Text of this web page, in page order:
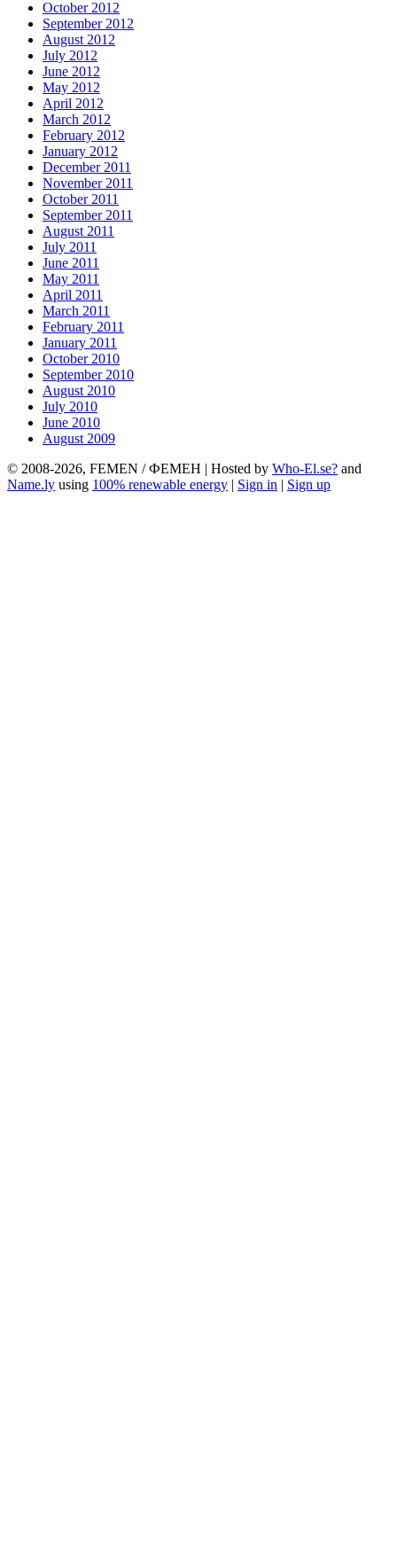
October 2012
September 2012
August 2012
July 2012
June 2012
May 2012
April 2012
March 2012
February 2012
January 2012
December 2011
November 2011
October 2011
September 2011
August 2011
July 2011
June 2011
May 2011
April 2011
March 2011
February 2011
January 2011
October 2010
September 2010
August 2010
July 2010
June 2010
August 2009
© 2008-2026, FEMEN / ФЕМЕН | Hosted by Who-El.se? and
Name.ly using 100% renewable energy | Sign in | Sign up